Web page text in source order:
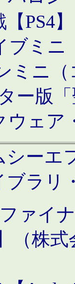
【PS4
ブミニ
ミニ
ー版
ウェア
シーエ
ブラリ
ァイ
（株